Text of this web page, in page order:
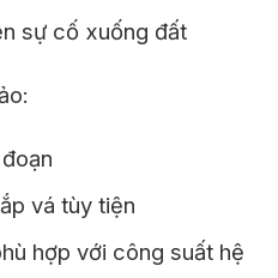
sự cố xuống đất
vá tùy tiện
hợp với công suất hệ